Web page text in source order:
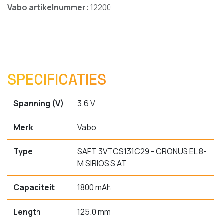
Vabo artikelnummer: 12200
SPECIFICATIES
Spanning (V) 3.6 V
Merk Vabo
Type
SAFT 3VTCS131C29 - CRONUS EL 8-
M SIRIOS S AT
Capaciteit 1800 mAh
Length 125.0 mm